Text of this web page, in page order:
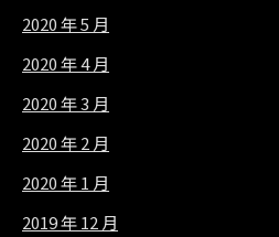
2020 年 5 月
2020 年 4 月
2020 年 3 月
2020 年 2 月
2020 年 1 月
2019 年 12 月